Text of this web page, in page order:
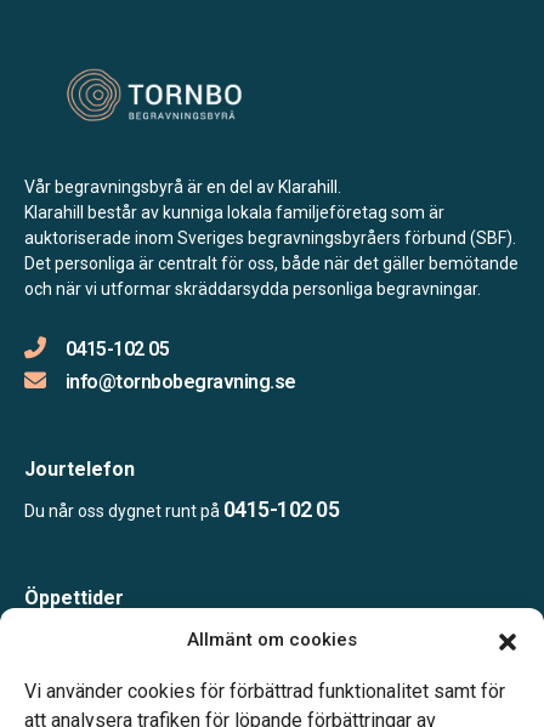
Allmänt om cookies
Vi använder cookies för förbättrad funktionalitet samt för
att analysera trafiken för löpande förbättringar av
Vår begravningsbyrå är en del av Klarahill.
Klarahill består av kunniga lokala familjeföretag som är
auktoriserade inom Sveriges begravningsbyråers förbund (SBF).
Det personliga är centralt för oss, både när det gäller bemötande
och när vi utformar skräddarsydda personliga begravningar.
0415-102 05
info@tornbobegravning.se
Jourtelefon
Du når oss dygnet runt på 0415-102 05
Öppettider
Måndag-Torsdag 09.00-15.00
Telefonjour dygnet runt.